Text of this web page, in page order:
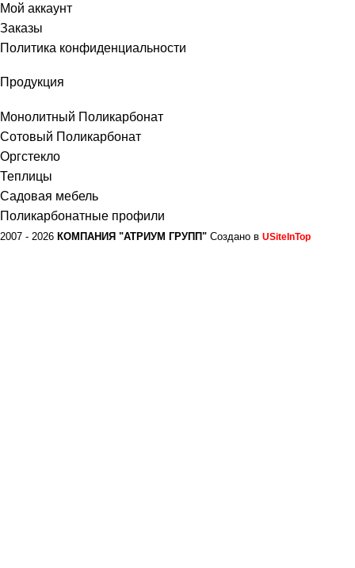
Мой аккаунт
Заказы
Политика конфиденциальности
Продукция
Монолитный Поликарбонат
Сотовый Поликарбонат
Оргстекло
Теплицы
Садовая мебель
Поликарбонатные профили
2007 - 2026 КОМПАНИЯ "АТРИУМ ГРУПП" Создано в USiteInTop